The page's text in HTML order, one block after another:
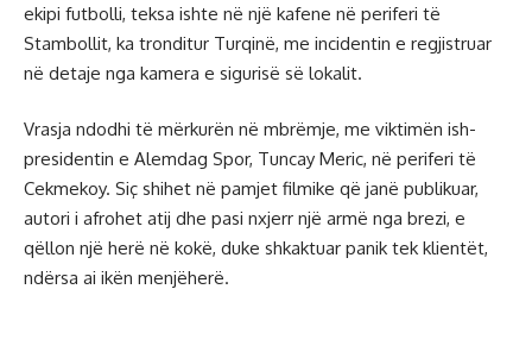
ekipi futbolli, teksa ishte në një kafene në periferi të
Stambollit, ka tronditur Turqinë, me incidentin e regjistruar
në detaje nga kamera e sigurisë së lokalit.
Vrasja ndodhi të mërkurën në mbrëmje, me viktimën ish-
presidentin e Alemdag Spor, Tuncay Meric, në periferi të
Cekmekoy. Siç shihet në pamjet filmike që janë publikuar,
autori i afrohet atij dhe pasi nxjerr një armë nga brezi, e
qëllon një herë në kokë, duke shkaktuar panik tek klientët,
ndërsa ai ikën menjëherë.